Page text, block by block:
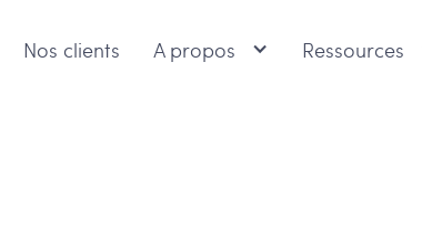
Nos clients A propos Ressources